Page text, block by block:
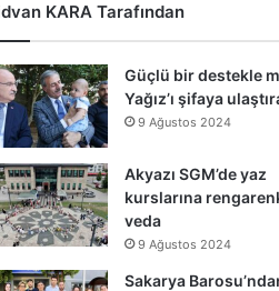
KARA Tarafından
Güçlü bir destekle
Yağız’ı şifaya
9 Ağustos 2024
Akyazı SGM’de yaz
kurslarına
veda
9 Ağustos 2024
Sakarya